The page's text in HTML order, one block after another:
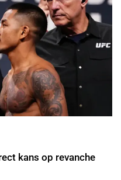
kans op revanche